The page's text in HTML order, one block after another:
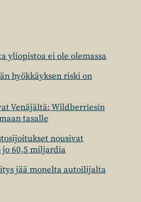
yliopistoa ei ole olemassa
hyökkäyksen riski on
Venäjältä: Wildberriesin
tasalle
nousivat
jo 60,5 miljardia
jää monelta autoilijalta